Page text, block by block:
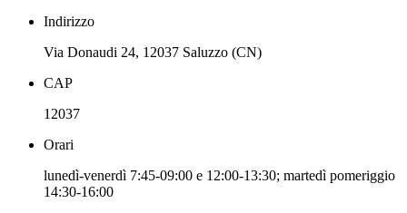
Indirizzo
Via Donaudi 24, 12037 Saluzzo (CN)
CAP
12037
Orari
lunedì-venerdì 7:45-09:00 e 12:00-13:30; martedì pomeriggio
14:30-16:00